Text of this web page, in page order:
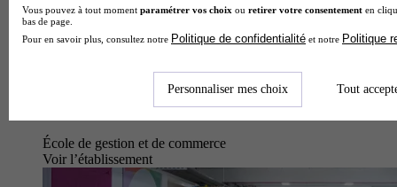
École de gestion et de commerce
Voir l’établissement
Vous pouvez à tout moment paramétrer vos choix ou retirer votre consentement en
bas de page.
Pour en savoir plus, consultez notre Politique de confidentialité et notre Politique
Personnaliser mes choix Tout